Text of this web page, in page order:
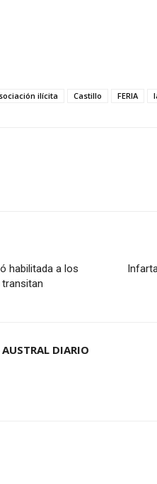
ilícita Castillo FERIA
habilitada a los
AUSTRAL DIARIO